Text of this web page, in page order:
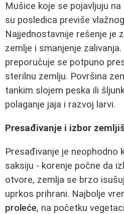
Mušice koje se pojavljuju
su posledica previše
Najjednostavnije rešenje je
zemlje i smanjenje
preporučuje se potpuno
sterilnu zemlju. Površina
tankim slojem peska ili
polaganje jaja i razvoj larvi.
Presađivanje i izbor
Presađivanje je neophodno
saksiju - korenje počne da
otvore, zemlja se brzo
uprkos prihrani. Najbolje
proleće, na početku